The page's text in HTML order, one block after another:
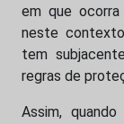
em que
neste
tem
regras de
Assim,